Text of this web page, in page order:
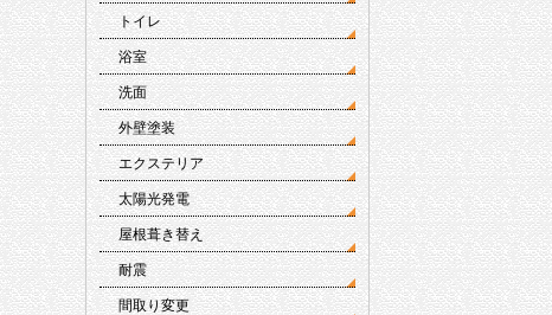
トイレ
浴室
洗面
外壁塗装
エクステリア
太陽光発電
屋根葺き替え
耐震
間取り変更